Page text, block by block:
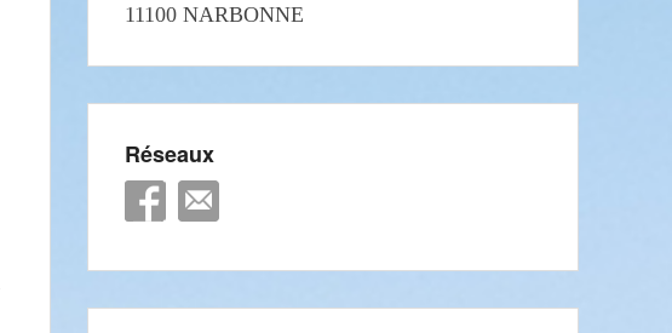
11100 NARBONNE
Réseaux